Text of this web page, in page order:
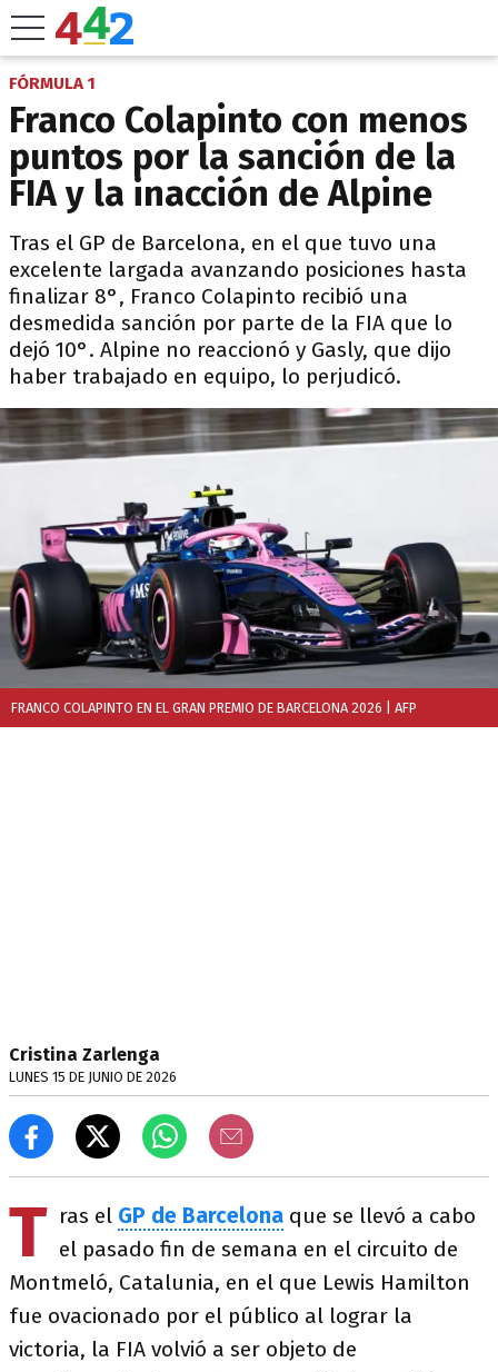
FÓRMULA 1
Franco Colapinto con menos
puntos por la sanción de la
FIA y la inacción de Alpine
Tras el GP de Barcelona, en el que tuvo una
excelente largada avanzando posiciones hasta
finalizar 8°, Franco Colapinto recibió una
desmedida sanción por parte de la FIA que lo
dejó 10°. Alpine no reaccionó y Gasly, que dijo
haber trabajado en equipo, lo perjudicó.
FRANCO COLAPINTO EN EL GRAN PREMIO DE BARCELONA 2026 | AFP
Cristina Zarlenga
LUNES 15 DE JUNIO DE 2026
T ras el GP de Barcelona que se llevó a cabo
el pasado fin de semana en el circuito de
Montmeló, Catalunia, en el que Lewis Hamilton
fue ovacionado por el público al lograr la
victoria, la FIA volvió a ser objeto de